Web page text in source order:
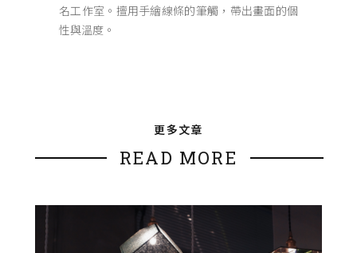
名工作室。擅用手繪線條的筆觸，帶出畫面的個
性與溫度。
更多文章
READ MORE